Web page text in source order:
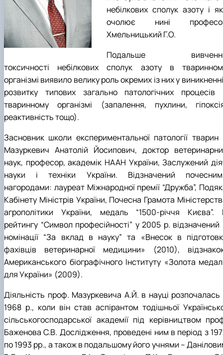
небілкових сполук азоту і
очолює нині
Хмельницький Г.О.
Подальше
токсичності небілкових сполук азоту в
організмі виявило велику роль окремих із них у виникненні
розвитку типових загально патологічних процесів
тваринному організмі (запалення, пухлини,
реактивність тощо).
Засновник школи експериментальної патології тварин
Мазуркевич Анатолій Йосипович, доктор
наук, професор, академік НААН України, Заслужений
науки і техніки України. Відзначений
нагородами: лауреат Міжнародної премії “Дружба”,
Кабінету Міністрів України, Почесна Грамота
агрополітики України, медаль “1500-річчя Києва”.
рейтингу “Символ професійності” у 2005 р. відзначений
номінації “За вклад в науку” та «Внесок в
фахівців ветеринарної медицини» (2010),
Американського біографічного Інституту «Золота
для України» (2009).
Діяльність проф. Мазуркевича А.Й. в науці розпочалась
1968 р., коли він став аспірантом тодішньої
сільськогосподарської академії під керівництвом
Баженова С.В. Дослідження, проведені ним в період з
по 1993 рр., а також в подальшому його учнями –